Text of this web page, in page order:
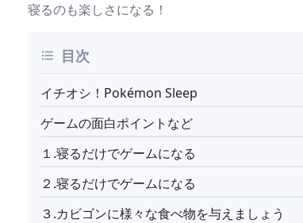
寝るのも楽しさになる！
目次
イチオシ！Pokémon Sleep
ゲームの面白ポイントなど
１.寝るだけでゲームになる
２.寝るだけでゲームになる
３.カビゴンに様々な食べ物を与えましょう